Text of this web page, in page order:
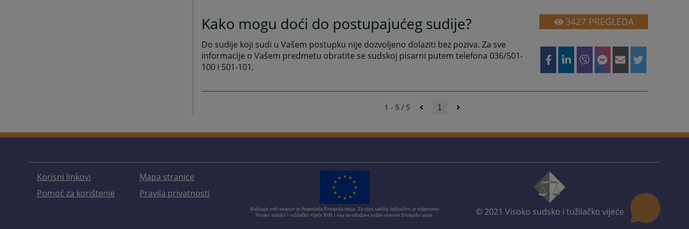
Kako mogu doći do postupajućeg sudije?
Do sudije koji sudi u Vašem postupku nije dozvoljeno dolaziti bez poziva. Za sve
informacije o Vašem predmetu obratite se sudskoj pisarni putem telefona 036/501-
100 i 501-101.
3427PREGLEDA
1 - 5 / 5 1
Korisni linkovi
Pomoć za korištenje
Mapa stranice
Pravila privatnosti
Redizajn web stranice je finansirala Evropska unija. Za njen sadržaj isključivo je odgovorno
Visoko sudsko i tužilačko vijeće BiH i ona ne odražava nužno stavove Evropske unije.
© 2021 Visoko sudsko i tužilačko vijeće